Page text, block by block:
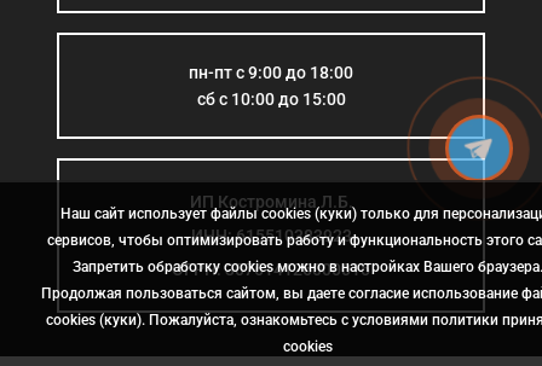
пн-пт с 9:00 до 18:00
сб с 10:00 до 15:00
ИП Костромина Л.Б.
ИНН: 615510383923
ОГРН: 307614126000015
Наш сайт использует файлы cookies (куки) только для
сервисов, чтобы оптимизировать работу и функциональность этого
Запретить обработку cookies можно в настройках Вашего браузера.
Продолжая пользоваться сайтом, вы даете согласие использование
cookies (куки). Пожалуйста, ознакомьтесь с условиями политики
сookies